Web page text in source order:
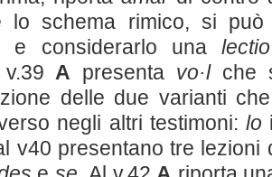
lo schema rimico, si
e considerarlo una
A presenta vo·l che
delle due varianti
negli altri testimoni: lo
v40 presentano tre lezioni